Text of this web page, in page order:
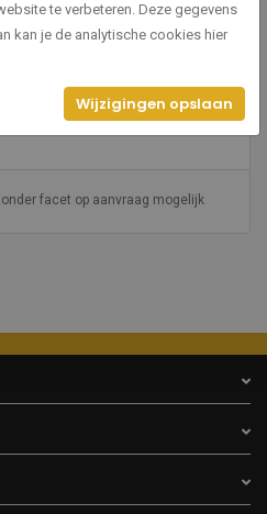
facet op aanvraag mogelijk
te verbeteren. Deze gegevens
kan je de analytische cookies hier
Wijzigingen opslaan